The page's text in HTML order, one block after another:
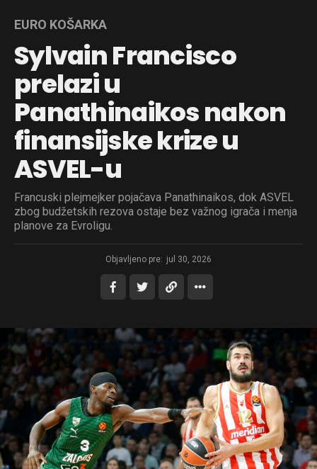
EURO KOŠARKA
Sylvain Francisco
prelazi u
Panathinaikos nakon
finansijske krize u
ASVEL-u
Francuski plejmejker pojačava Panathinaikos, dok ASVEL
zbog budžetskih rezova ostaje bez važnog igrača i menja
planove za Evroligu.
Objavljeno pre: jul 30, 2026